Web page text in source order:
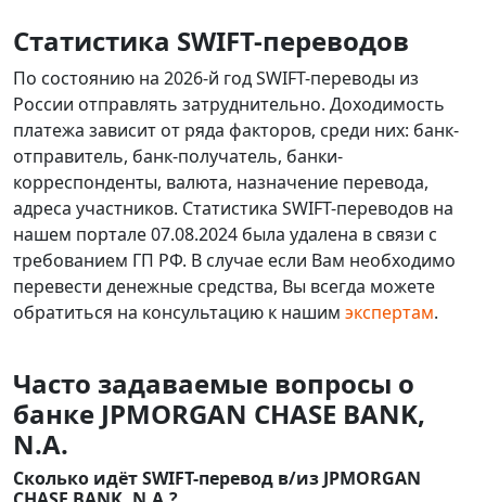
Статистика SWIFT-переводов
По состоянию на 2026-й год SWIFT-переводы из
России отправлять затруднительно. Доходимость
платежа зависит от ряда факторов, среди них: банк-
отправитель, банк-получатель, банки-
корреспонденты, валюта, назначение перевода,
адреса участников. Статистика SWIFT-переводов на
нашем портале 07.08.2024 была удалена в связи с
требованием ГП РФ. В случае если Вам необходимо
перевести денежные средства, Вы всегда можете
обратиться на консультацию к нашим экспертам.
Часто задаваемые вопросы о
банке JPMORGAN CHASE BANK,
N.A.
Сколько идёт SWIFT-перевод в/из JPMORGAN